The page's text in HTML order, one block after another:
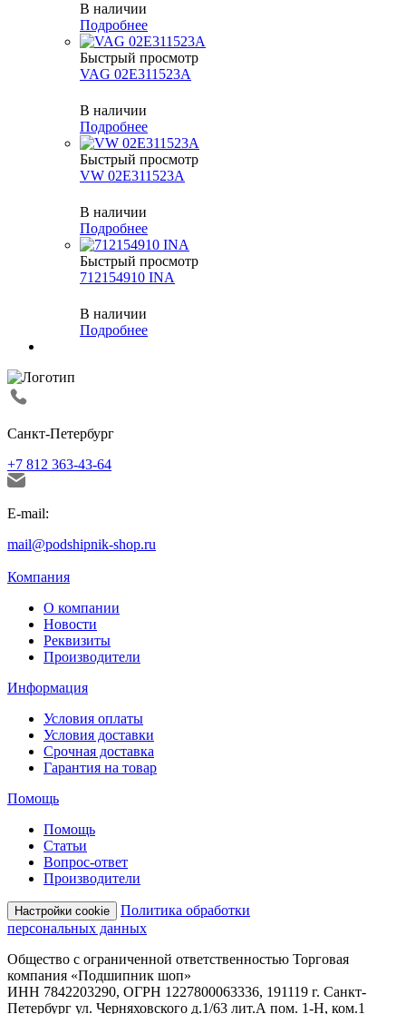
В наличии
Подробнее
Быстрый просмотр
VAG 02E311523A
В наличии
Подробнее
Быстрый просмотр
VW 02E311523A
В наличии
Подробнее
Быстрый просмотр
712154910 INA
В наличии
Подробнее
Санкт-Петербург
+7 812 363-43-64
E-mail:
mail@podshipnik-shop.ru
Компания
О компании
Новости
Реквизиты
Производители
Информация
Условия оплаты
Условия доставки
Срочная доставка
Гарантия на товар
Помощь
Помощь
Статьи
Вопрос-ответ
Производители
Настройки cookie
Политика обработки
персональных данных
Общество с ограниченной ответственностью Торговая
компания «Подшипник шоп»
ИНН 7842203290, ОГРН 1227800063336, 191119 г. Санкт-
Петербург ул. Черняховского д.1/63 лит.А пом. 1-Н, ком.1